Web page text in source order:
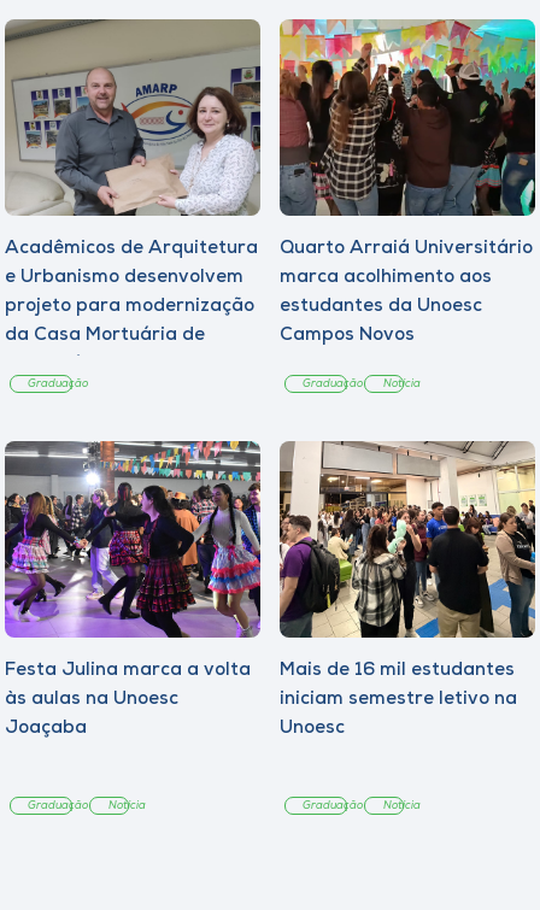
Acadêmicos de Arquitetura
e Urbanismo desenvolvem
projeto para modernização
da Casa Mortuária de
Graduação
Quarto Arraiá Universitário
marca acolhimento aos
estudantes da Unoesc
Campos Novos
Graduação Notícia
Festa Julina marca a volta
às aulas na Unoesc
Joaçaba
Graduação Notícia
Mais de 16 mil estudantes
iniciam semestre letivo na
Unoesc
Graduação Notícia